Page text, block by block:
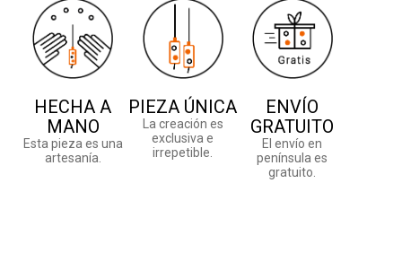
HECHA A
MANO
Esta pieza es una
artesanía.
PIEZA ÚNICA
La creación es
exclusiva e
irrepetible.
ENVÍO
GRATUITO
El envío en
península es
gratuito.